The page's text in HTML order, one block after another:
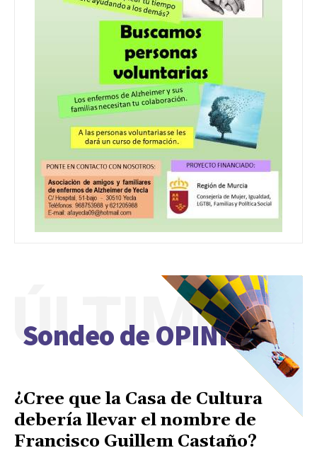
Sondeo de OPINIÓN
ÚLTIMO
¿Cree que la Casa de Cultura
debería llevar el nombre de
Francisco Guillem Castaño?